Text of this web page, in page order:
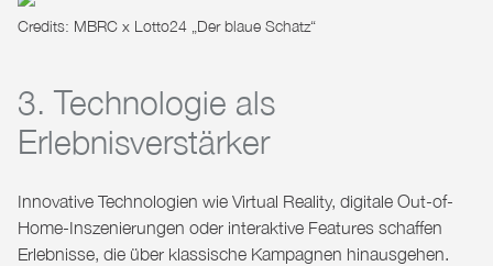
Credits: MBRC x Lotto24 „Der blaue Schatz“
3. Technologie als
Erlebnisverstärker
Innovative Technologien wie Virtual Reality, digitale Out-of-
Home-Inszenierungen oder interaktive Features schaffen
Erlebnisse, die über klassische Kampagnen hinausgehen.